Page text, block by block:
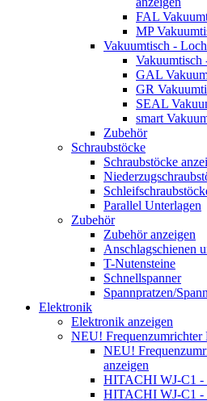
FAL
MP
Vakuumtisch -
Vakuumtisch
GAL
GR
SEAL
smart
Zubehör
Schraubstöcke
Schraubstöcke
Parallel Unterlagen
Zubehör
Zubehör anzeigen
Anschlagschienen
T-Nutensteine
Schnellspanner
Spannpratzen/
Elektronik
Elektronik anzeigen
NEU!
NEU!
anzeigen
HITACHI WJ-C1 -
HITACHI WJ-C1 -